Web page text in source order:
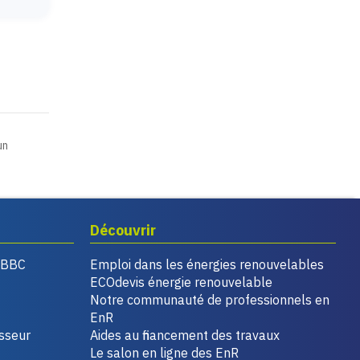
Découvrir
Emploi dans les énergies renouvelables
ECOdevis énergie renouvelable
Notre communauté de professionnels en
EnR
Aides au financement des travaux
Le salon en ligne des EnR